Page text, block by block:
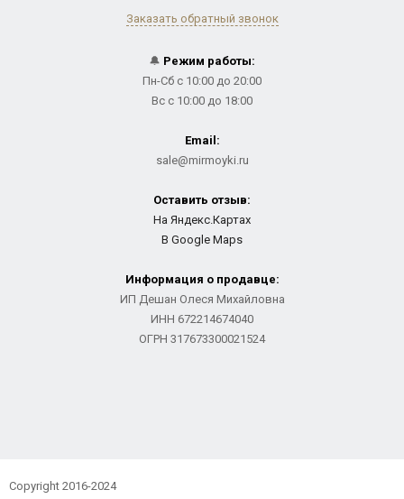
Заказать обратный звонок
🔔 Режим работы:
Пн-Сб с 10:00 до 20:00
Вс с 10:00 до 18:00
Email:
sale@mirmoyki.ru
Оставить отзыв:
На Яндекс.Картах
В Google Maps
Информация о продавце:
ИП Дешан Олеся Михайловна
ИНН 672214674040
ОГРН 317673300021524
Copyright 2016-2024